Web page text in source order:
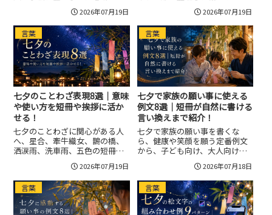
を整理し、七夕の候や星祭の候
の使い方、短冊や天の川を自然
に入れるコツ、梅雨明け前後や
暑さに合わせた言い換えまで紹
介します。
2026年07月19日
う、星にほしいをかけるなどの
ネタ例を紹介します。子ども向
けや高齢者向けで滑りにくくす
る言い方、大人向けに寒く見せ
ない整え方も分かります。
2026年07月19日
言葉
七夕のことわざ表現8選｜意味
や使い方を短冊や挨拶に活か
せる！
七夕のことわざに関心がある人
へ、星合、牽牛織女、鵲の橋、
洒涙雨、洗車雨、五色の短冊な
どの意味や使い方を整理し、短
冊、挨拶文、子ども向け説明、
雨の日の表現まで自然に使える
形で紹介します。
2026年07月19日
言葉
七夕で家族の願い事に使える
例文8選｜短冊が自然に書ける
言い換えまで紹介！
七夕で家族の願い事を書くな
ら、健康や笑顔を願う定番例文
から、子ども向け、大人向け、
夫婦向け、祖父母向けの自然な
言い換えまで知っておくと短冊
が書きやすくなります。家族み
んなで楽しめる短冊の作り方
や、願いを前向きな言葉に整え
るコツも紹介します。
2026年07月18日
言葉 言葉